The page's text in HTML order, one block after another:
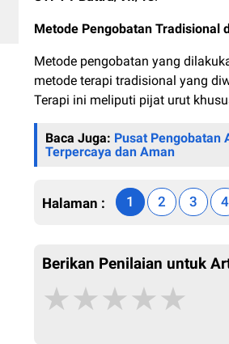
Metode Pengobatan Tradisional
Metode pengobatan yang
metode terapi tradisional yang
Terapi ini meliputi pijat urut
Baca Juga: Pusat Pengobatan
Terpercaya dan Aman
Halaman : 1 2 3 4
Berikan Penilaian untuk
★★★★★